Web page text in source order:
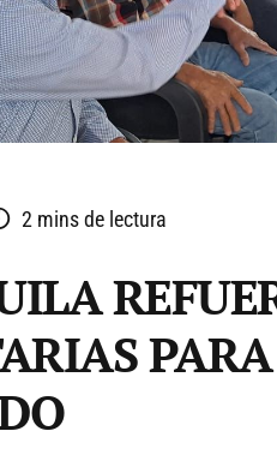
2 mins de lectura